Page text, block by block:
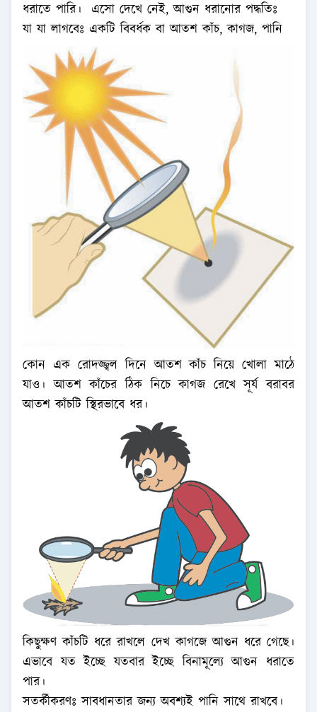
ধরাতে পারি। এসো দেখে নেই, আগুন ধরানোর পদ্ধতিঃ
যা যা লাগবেঃ একটি বিবর্ধক বা আতশ কাঁচ, কাগজ, পানি
কোন এক রোদজ্জ্বল দিনে আতশ কাঁচ নিয়ে খোলা মাঠে
যাও। আতশ কাঁচের ঠিক নিচে কাগজ রেখে সূর্য বরাবর
আতশ কাঁচটি স্থিরভাবে ধর।
কিছুক্ষণ কাঁচটি ধরে রাখলে দেখ কাগজে আগুন ধরে গেছে।
এভাবে যত ইচ্ছে যতবার ইচ্ছে বিনামূল্যে আগুন ধরাতে
পার।
সতর্কীকরণঃ সাবধানতার জন্য অবশ্যই পানি সাথে রাখবে।